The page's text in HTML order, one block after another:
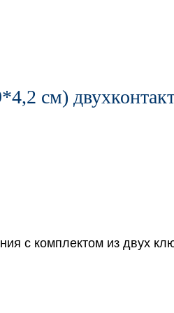
см)
с комплектом из двух